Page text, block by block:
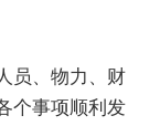
员、物力、财
个事项顺利发